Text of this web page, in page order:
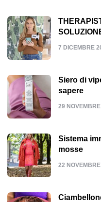
7 DICEMBRE
Siero di
sapere
29
Sistema
mosse
22